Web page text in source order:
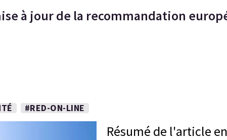
à jour de la recommandation
#RED-ON-LINE
Résumé de l'article